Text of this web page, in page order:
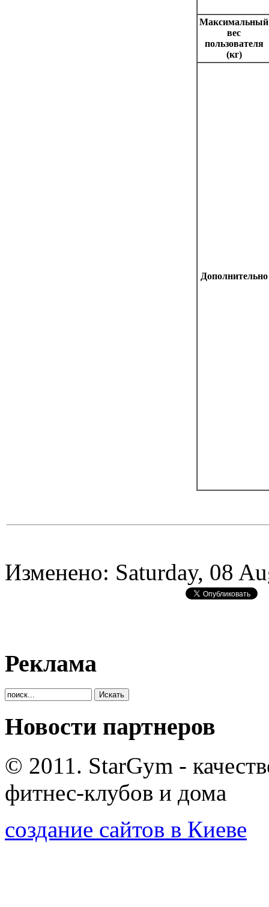
Максимальный
вес
пользователя
(кг)
Дополнительно
Изменено: Saturday, 08
Реклама
Новости партнеров
© 2011. StarGym -
фитнес-клубов и дома
создание сайтов в Киеве